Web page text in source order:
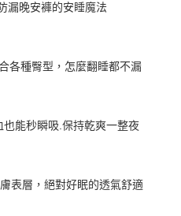
預購商品］
運費
漏晚安褲的安睡魔法
各種臀型，怎麼翻睡都不漏
能秒瞬吸.保持乾爽一整夜
表層，絕對好眠的透氣舒適